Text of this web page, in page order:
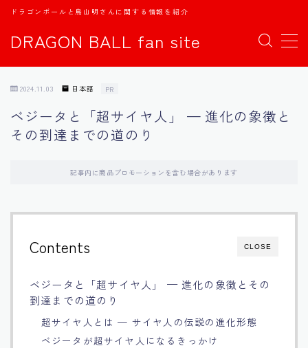
DRAGON BALL fan site
ドラゴンボールと鳥山明さんに関する情報を紹介
MENU
日本語
中文
Español
اللغة العربية
Français
2024.11.03 日本語 PR
ベジータと「超サイヤ人」 — 進化の象徴と
その到達までの道のり
記事内に商品プロモーションを含む場合があります
CLOSE
Contents
ベジータと「超サイヤ人」 — 進化の象徴とその
到達までの道のり
超サイヤ人とは — サイヤ人の伝説の進化形態
ベジータが超サイヤ人になるきっかけ